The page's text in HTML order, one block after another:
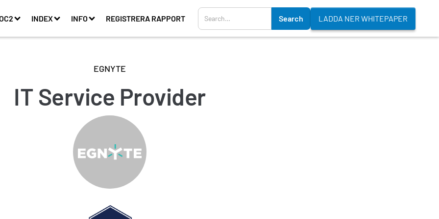
INDEX INFO REGISTRERA RAPPORT LADDA NER WHITEPAPER
EGNYTE
IT Service Provider